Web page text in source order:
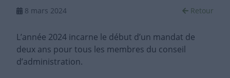
8 mars 2024 Retour
L’année 2024 incarne le début d’un mandat de
deux ans pour tous les membres du conseil
d’administration.